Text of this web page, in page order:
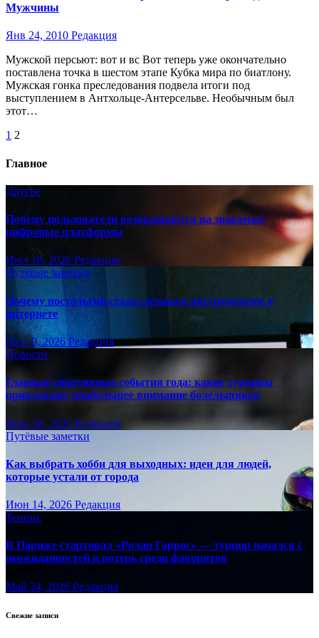
Мужчины
Янв 24, 2010 Редакция
Мужской персьют: вот и вс Вот теперь уже окончательно
поставлена точка в шестом этапе Кубка мира по биатлону.
Мужская гонка преследования подвела итоги под
выступлением в Антхольце-Антерсельве. Необычным был
этот…
Пагинация
записей
1 2
Главное
Другое
Почему пользователи возвращаются на знакомые
цифровые платформы
Июл 18, 2026 Редакция
Путёвые заметки
Почему ностальгия стала сильным инструментом в
интернете
Июл 9, 2026 Редакция
Новости
Главные спортивные события года: какие турниры
привлекают наибольшее внимание болельщиков
Июн 30, 2026 Редакция
Путёвые заметки
Как выбрать хобби для выходных: идеи для людей,
которые устали от города
Июн 14, 2026 Редакция
Теннис
В Париже стартовал «Ролан Гаррос» — турнир начался с
неожиданностей и потерь среди фаворитов
Май 24, 2026 Редакция
Свежие записи